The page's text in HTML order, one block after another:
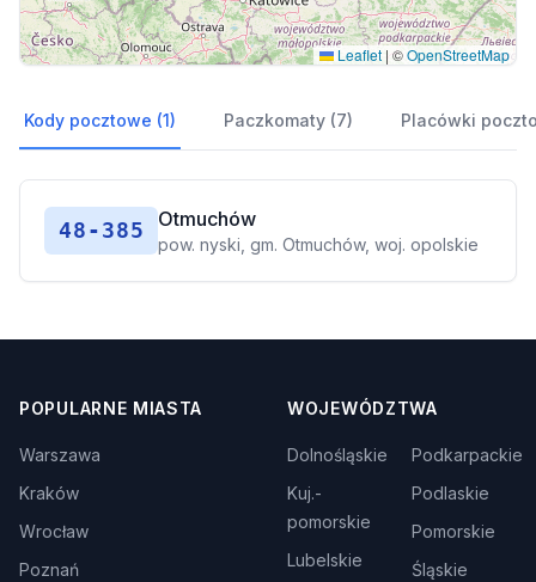
Leaflet | ©OpenStreetMap
Kody pocztowe (1) Paczkomaty (7) Placówki
48-385 Otmuchów
pow. nyski, gm. Otmuchów, woj. opolskie
POPULARNE MIASTA
Warszawa
Kraków
Wrocław
Poznań
WOJEWÓDZTWA
Dolnośląskie
Kuj.-
pomorskie
Lubelskie
Podkarpackie
Podlaskie
Pomorskie
Śląskie